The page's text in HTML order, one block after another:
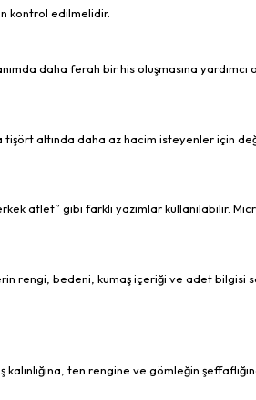
kontrol edilmelidir.
daha ferah bir his oluşmasına yardımcı
altında daha az hacim isteyenler için
atlet” gibi farklı yazımlar kullanılabilir.
rengi, bedeni, kumaş içeriği ve adet bilgisi
ten rengine ve gömleğin